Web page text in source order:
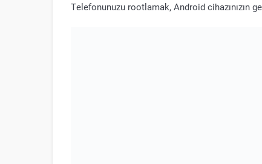
Telefonunuzu rootlamak, Android cihazınızın